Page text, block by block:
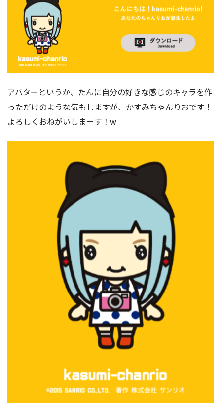
アバターというか、たんに自分の好きな感じのキャラを作
っただけのような気もしますが、かすみちゃんりおです！
よろしくおねがいしまーす！w